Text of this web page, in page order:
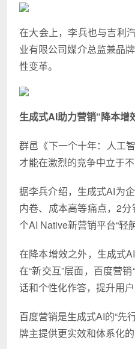
在大会上，李兵也与吉利
业有限公司媒介总监兼品
性变革。
生成式AI助力营销“降本增
群邑《下一个十年：人工
才能在激烈的竞争中立于不
据李兵介绍，生成式AI为
内卷、成本高等痛点，2
个AI Native新营销平台“轻
在降本增效之外，生成式
在“新交互”层面，百度营
话和个性化作答，提升用
百度营销是生成式AI的“先
牌主提供更实效和体系化的